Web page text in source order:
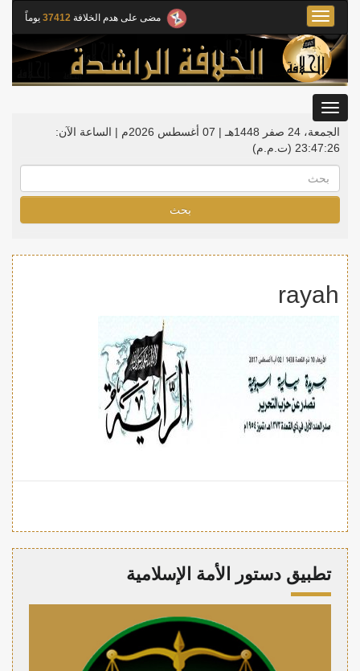
مضى على هدم الخلافة 37412 يوماً
Toggle
navigation
الجمعة، 24 صفر 1448هـ | 07 أغسطس 2026م |
الساعة الآن:
23:47:26 (ت.م.م)
بحث
rayah
تطبيق دستور الأمة الإسلامية